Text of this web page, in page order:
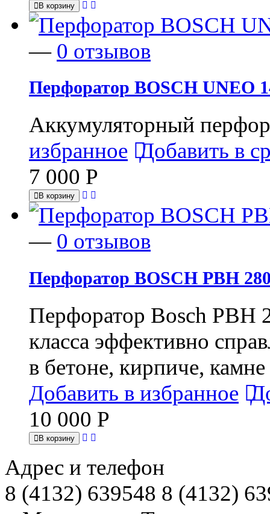
В корзину
— 0 отзывов
Перфоратор BOSCH UNEO
Аккумуляторный
избранное Добавить в
7 000 Р
В корзину
— 0 отзывов
Перфоратор BOSCH PBH
Перфоратор Bosch PBH
класса эффективно
в бетоне, кирпиче,
Добавить в избранное
10 000 Р
В корзину
Адрес и телефон
8 (4132) 639548 8 (4132)